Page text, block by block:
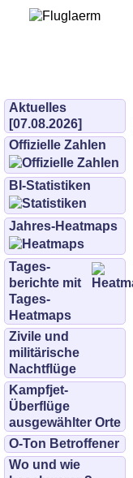
Aktuelles
[07.08.2026]
Offizielle Zahlen
BI-Statistiken
Jahres-Heatmaps
Tages­
berichte mit
Tages-
Heatmaps
Zivile und
militärische
Nachtflüge
Kampfjet-
Überflüge
ausgewählter Orte
O-Ton Betroffener
Wo und wie